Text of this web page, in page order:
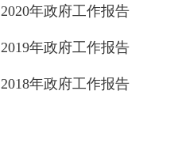
2020年政府工作报告
2019年政府工作报告
2018年政府工作报告